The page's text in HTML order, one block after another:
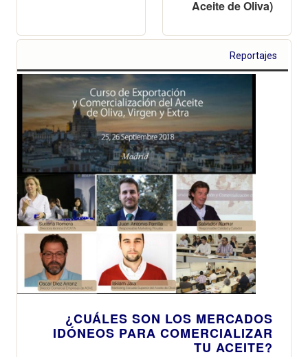
Aceite de Oliva)
Reportajes
¿CUÁLES SON LOS MERCADOS
IDÓNEOS PARA COMERCIALIZAR
TU ACEITE?